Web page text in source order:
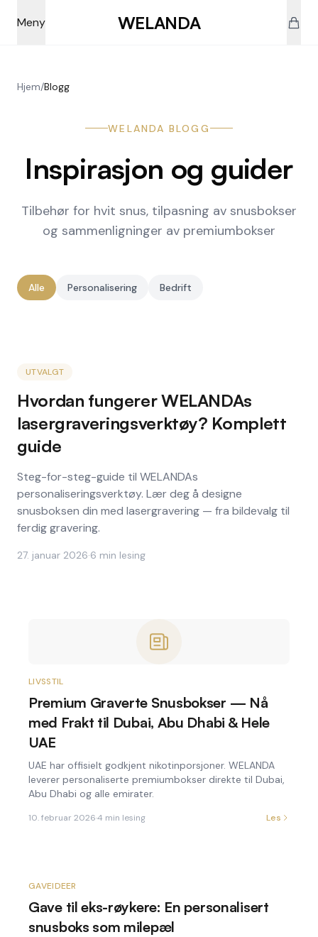
Meny
WELANDA
Hjem/Blogg
WELANDA BLOGG
Inspirasjon og guider
Tilbehør for hvit snus, tilpasning av snusbokser
og sammenligninger av premiumbokser
Alle Personalisering Bedrift
UTVALGT
Hvordan fungerer WELANDAs
lasergraveringsverktøy? Komplett
guide
Steg-for-steg-guide til WELANDAs
personaliseringsverktøy. Lær deg å designe
snusboksen din med lasergravering — fra bildevalg til
ferdig gravering.
27. januar 2026·6 min lesing
LIVSSTIL
Premium Graverte Snusbokser — Nå
med Frakt til Dubai, Abu Dhabi & Hele
UAE
UAE har offisielt godkjent nikotinporsjoner. WELANDA
leverer personaliserte premiumbokser direkte til Dubai,
Abu Dhabi og alle emirater.
10. februar 2026·4 min lesing Les
GAVEIDEER
Gave til eks-røykere: En personalisert
snusboks som milepæl